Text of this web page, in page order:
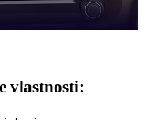
vlastnosti: